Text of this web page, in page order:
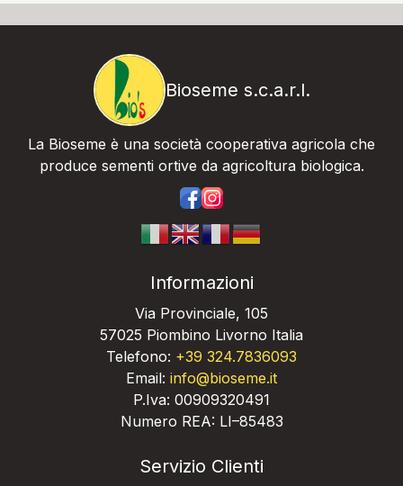
Bioseme s.c.a.r.l.
La Bioseme è una società cooperativa agricola che
produce sementi ortive da agricoltura biologica.
Informazioni
Via Provinciale, 105
57025 Piombino Livorno Italia
Telefono: +39 324.7836093
Email: info@bioseme.it
P.Iva: 00909320491
Numero REA: LI–85483
Servizio Clienti